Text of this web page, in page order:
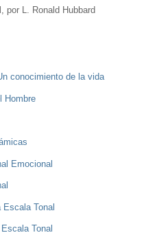
por L. Ronald Hubbard
conocimiento de la vida
Hombre
Emocional
Escala Tonal
Tonal